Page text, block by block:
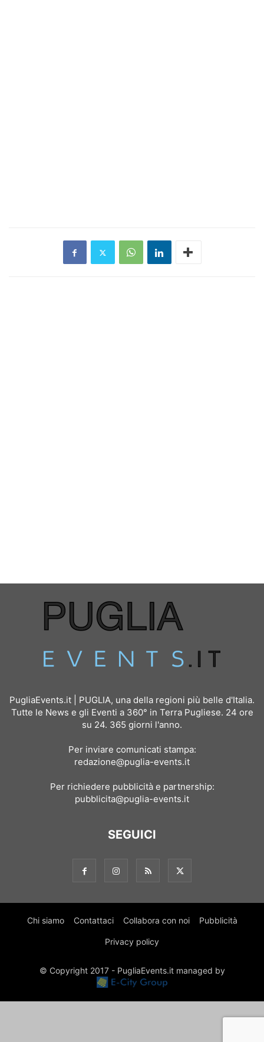
PugliaEvents.it | PUGLIA, una della regioni più belle d'Italia.
Tutte le News e gli Eventi a 360° in Terra Pugliese. 24 ore
su 24. 365 giorni l'anno.
Per inviare comunicati stampa:
redazione@puglia-events.it
Per richiedere pubblicità e partnership:
pubblicita@puglia-events.it
SEGUICI
Chi siamo Contattaci Collabora con noi Pubblicità
Privacy policy
© Copyright 2017 - PugliaEvents.it managed by